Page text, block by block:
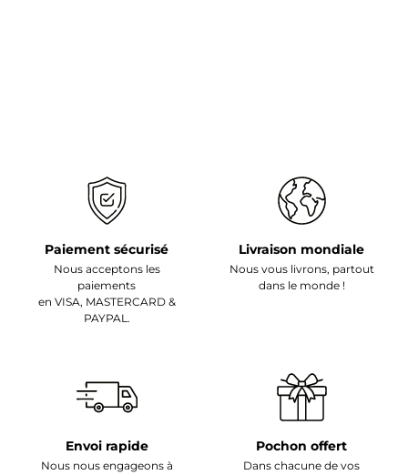
Paiement sécurisé
Nous acceptons les
paiements
en VISA, MASTERCARD &
PAYPAL.
Livraison mondiale
Nous vous livrons, partout
dans le monde !
Envoi rapide
Nous nous engageons à
Pochon offert
Dans chacune de vos